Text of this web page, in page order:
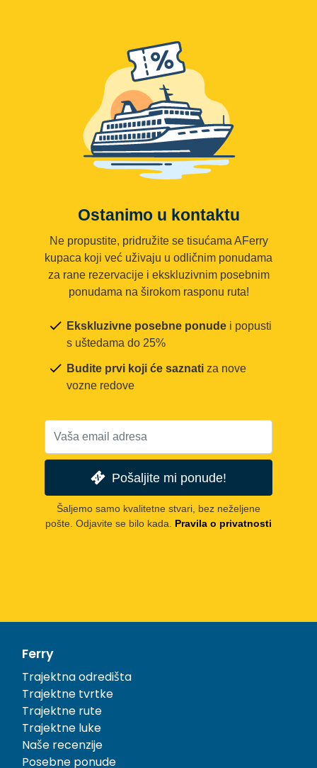
Ostanimo u kontaktu
Ne propustite, pridružite se tisućama AFerry
kupaca koji već uživaju u odličnim ponudama
za rane rezervacije i ekskluzivnim posebnim
ponudama na širokom rasponu ruta!
Ekskluzivne posebne ponude i popusti
s uštedama do 25%
Budite prvi koji će saznati za nove
vozne redove
Pošaljite mi ponude!
Šaljemo samo kvalitetne stvari, bez neželjene
pošte. Odjavite se bilo kada. Pravila o privatnosti
Ferry
Trajektna odredišta
Trajektne tvrtke
Trajektne rute
Trajektne luke
Naše recenzije
Posebne ponude